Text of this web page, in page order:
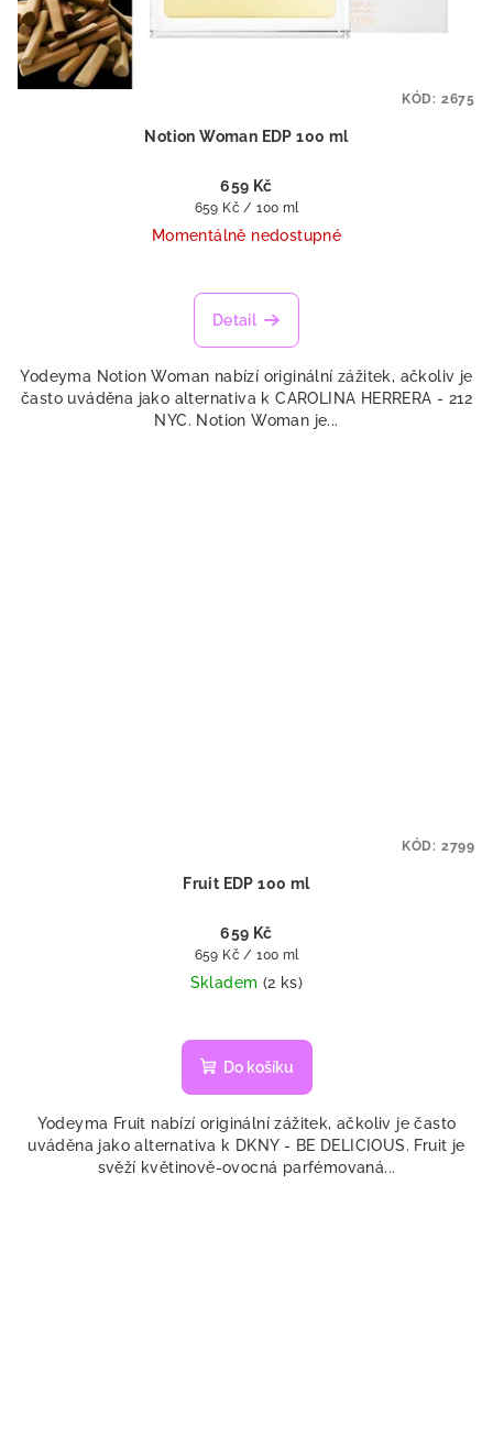
Notion Woman EDP 100 ml
659 Kč
Měrná
cena:
659 Kč / 100 ml
Momentálně nedostupné
Detail
Yodeyma Notion Woman nabízí originální zážitek, ačkoliv je
často uváděna jako alternativa k CAROLINA HERRERA - 212
NYC. Notion Woman je...
KÓD: 2675
Fruit EDP 100 ml
659 Kč
Měrná
cena:
659 Kč / 100 ml
Skladem (2 ks)
Do košíku
Yodeyma Fruit nabízí originální zážitek, ačkoliv je často
uváděna jako alternativa k DKNY - BE DELICIOUS. Fruit je
svěží květinově-ovocná parfémovaná...
KÓD: 2799